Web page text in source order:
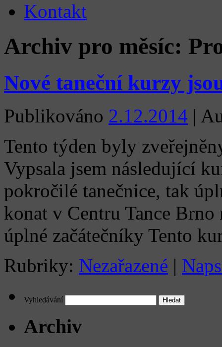
Kontakt
Archiv pro měsíc:
Nové taneční kurzy
Publikováno 2.12.2014 |
Tento týden byly
Vypsala jsem následující
pokročilé tanečnice, tak
konat v Centru Tance
úplné začátečníky Tento
Rubriky: Nezařazené |
Vyhledávání
Archiv